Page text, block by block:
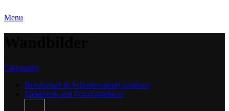
Menu
Categories
Bürobedarf & Schreibwaren0 products
Elektronik and Foto0 products